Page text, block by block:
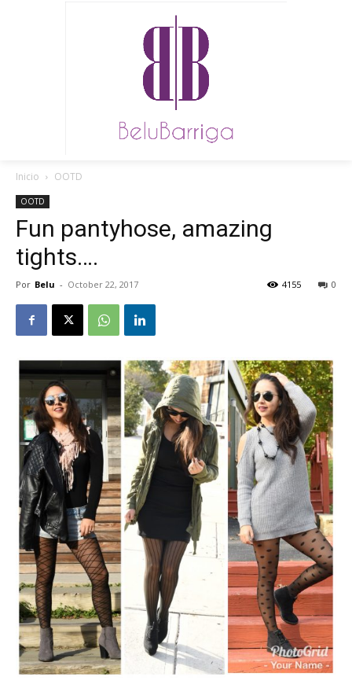
Inicio OOTD
OOTD
Fun pantyhose, amazing
tights….
Por Belu - October 22, 2017 0
4155